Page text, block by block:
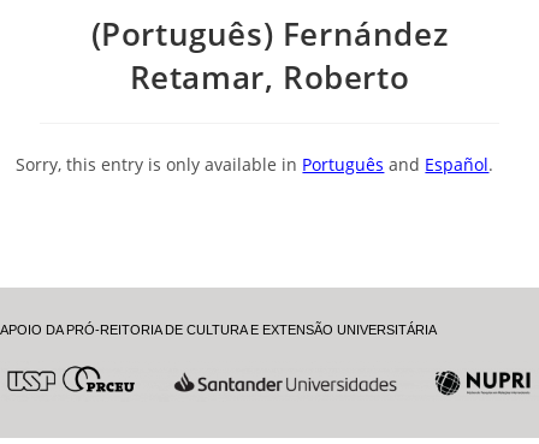
(Português) Fernández
Retamar, Roberto
Sorry, this entry is only available in Português and Español.
APOIO DA PRÓ-REITORIA DE CULTURA E EXTENSÃO UNIVERSITÁRIA